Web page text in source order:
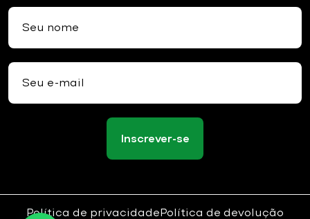
Inscrever-se
Política de privacidadePolítica de devolução